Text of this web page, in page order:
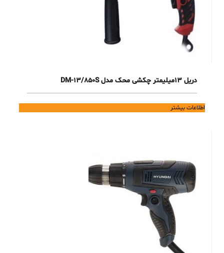
دریل 13میلیمتر چکشی محک مدل DM-13/850S
اطلاعات بیشتر